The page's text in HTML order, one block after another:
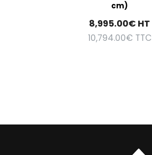
cm)
8,995.00€ HT
10,794.00€ TTC